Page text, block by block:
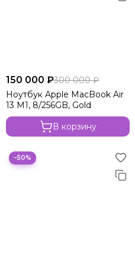
150 000 ₽300 000 ₽
Ноутбук Apple MacBook Air
13 M1, 8/256GB, Gold
В корзину
−50%